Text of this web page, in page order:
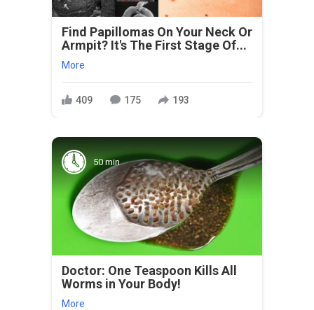
Find Papillomas On Your Neck Or
Armpit? It's The First Stage Of...
More
409 175 193
50 min
Doctor: One Teaspoon Kills All
Worms in Your Body!
More